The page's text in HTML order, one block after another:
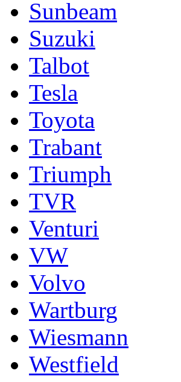
Sunbeam
Suzuki
Talbot
Tesla
Toyota
Trabant
Triumph
TVR
Venturi
VW
Volvo
Wartburg
Wiesmann
Westfield